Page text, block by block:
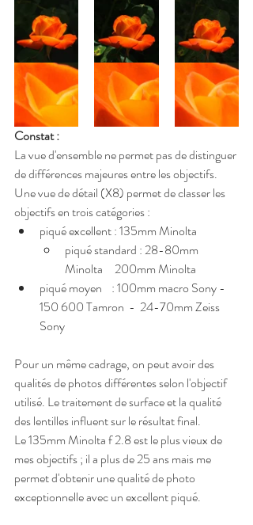
Constat :
La vue d'ensemble ne permet pas de distinguer
de différences majeures entre les objectifs.
Une vue de détail (X8) permet de classer les
objectifs en trois catégories :
piqué excellent : 135mm Minolta
piqué standard : 28-80mm
Minolta     200mm Minolta
piqué moyen    : 100mm macro Sony -
150 600 Tamron  -  24-70mm Zeiss
Sony
Pour un même cadrage, on peut avoir des
qualités de photos différentes selon l'objectif
utilisé. Le traitement de surface et la qualité
des lentilles influent sur le résultat final.
Le 135mm Minolta f 2.8 est le plus vieux de
mes objectifs ; il a plus de 25 ans mais me
permet d'obtenir une qualité de photo
exceptionnelle avec un excellent piqué.